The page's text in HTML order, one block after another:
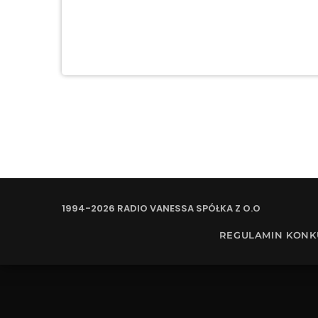
1994-2026 RADIO VANESSA SPÓŁKA Z O.O
REGULAMIN